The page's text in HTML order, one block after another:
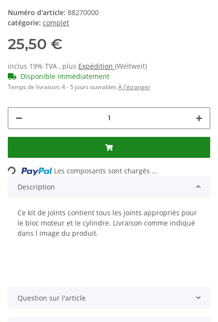
Numéro d'article: 88270000
catégorie: complet
25,50 €
inclus 19% TVA , plus Expédition (Weltweit)
Disponible immédiatement
Temps de livraison:4 - 5 jours ouvrables À l'étranger
Loading...
Les composants sont chargés ...
Description
Ce kit de joints contient tous les joints appropriés pour
le bloc moteur et le cylindre. Livraison comme indiqué
dans l image du produit.
Question sur l'article